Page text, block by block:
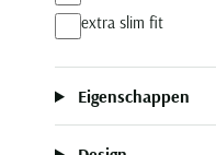
extra slim fit
Eigenschappen